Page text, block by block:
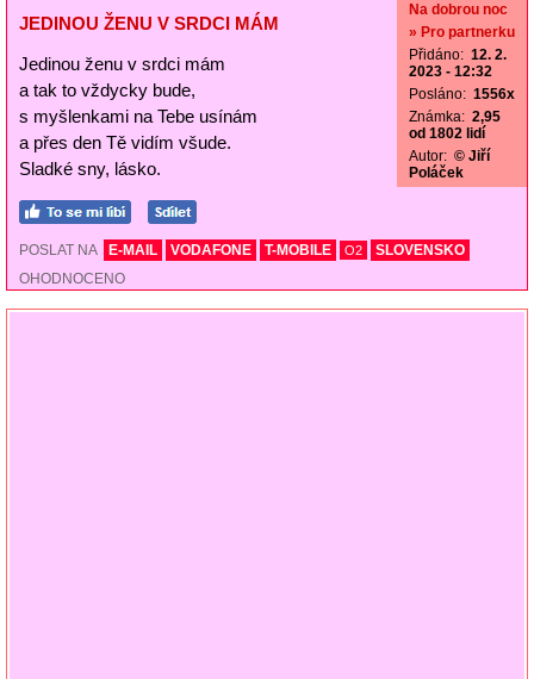
JEDINOU ŽENU V SRDCI MÁM
Jedinou ženu v srdci mám
a tak to vždycky bude,
s myšlenkami na Tebe usínám
a přes den Tě vidím všude.
Sladké sny, lásko.
Na dobrou noc
» Pro partnerku
Přidáno: 12. 2.
2023 - 12:32
Posláno: 1556x
Známka: 2,95
od 1802 lidí
Autor: © Jiří
Poláček
POSLAT NA E-MAIL VODAFONE T-MOBILE O2
SLOVENSKO
OHODNOCENO